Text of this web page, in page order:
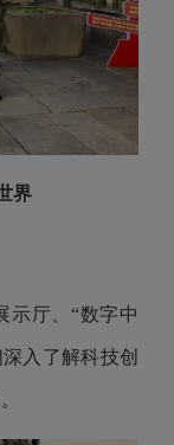
界
示厅、“数字中
入了解科技创